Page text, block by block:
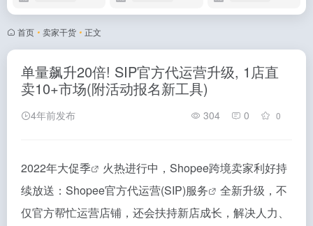
首页 • 卖家干货 • 正文
单量飙升20倍! SIP官方代运营升级, 1店直
卖10+市场(附活动报名新工具)
4年前发布 304 0 0
2022年大促季
火热进行中，Shopee跨境卖家利好持
续放送：Shopee官方代运营(SIP)服务
全新升级，不
仅官方帮忙运营店铺，还会扶持新店成长，解决人力、